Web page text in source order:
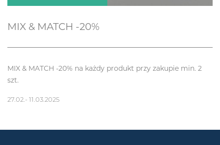
MIX & MATCH -20%
MIX & MATCH -20% na każdy produkt przy zakupie min. 2
szt.
27.02.- 11.03.2025